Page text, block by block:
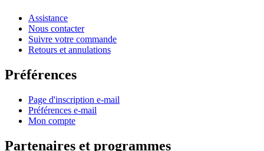
Assistance
Nous contacter
Suivre votre commande
Retours et annulations
Préférences
Page d'inscription e-mail
Préférences e-mail
Mon compte
Partenaires et programmes